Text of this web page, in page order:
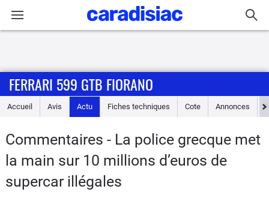
Accueil
Essais
Guide
d'achat
FERRARI 599 GTB FIORANO
Accueil Avis Actu Fiches techniques Cote Annonces
Commentaires - La police grecque met
la main sur 10 millions d’euros de
supercar illégales